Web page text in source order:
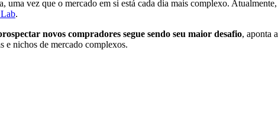
uma vez que o mercado em si está cada dia mais complexo. Atualmente,
.
novos compradores segue sendo seu maior desafio, aponta a
e nichos de mercado complexos.